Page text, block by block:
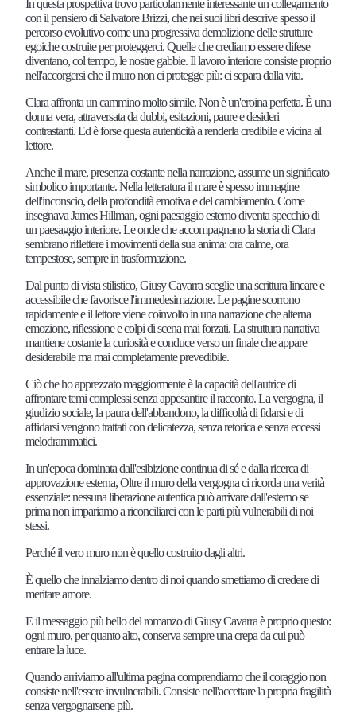
In questa prospettiva trovo particolarmente interessante un collegamento
con il pensiero di Salvatore Brizzi, che nei suoi libri descrive spesso il
percorso evolutivo come una progressiva demolizione delle strutture
egoiche costruite per proteggerci. Quelle che crediamo essere difese
diventano, col tempo, le nostre gabbie. Il lavoro interiore consiste proprio
nell'accorgersi che il muro non ci protegge più: ci separa dalla vita.
Clara affronta un cammino molto simile. Non è un'eroina perfetta. È una
donna vera, attraversata da dubbi, esitazioni, paure e desideri
contrastanti. Ed è forse questa autenticità a renderla credibile e vicina al
lettore.
Anche il mare, presenza costante nella narrazione, assume un significato
simbolico importante. Nella letteratura il mare è spesso immagine
dell'inconscio, della profondità emotiva e del cambiamento. Come
insegnava James Hillman, ogni paesaggio esterno diventa specchio di
un paesaggio interiore. Le onde che accompagnano la storia di Clara
sembrano riflettere i movimenti della sua anima: ora calme, ora
tempestose, sempre in trasformazione.
Dal punto di vista stilistico, Giusy Cavarra sceglie una scrittura lineare e
accessibile che favorisce l'immedesimazione. Le pagine scorrono
rapidamente e il lettore viene coinvolto in una narrazione che alterna
emozione, riflessione e colpi di scena mai forzati. La struttura narrativa
mantiene costante la curiosità e conduce verso un finale che appare
desiderabile ma mai completamente prevedibile.
Ciò che ho apprezzato maggiormente è la capacità dell'autrice di
affrontare temi complessi senza appesantire il racconto. La vergogna, il
giudizio sociale, la paura dell'abbandono, la difficoltà di fidarsi e di
affidarsi vengono trattati con delicatezza, senza retorica e senza eccessi
melodrammatici.
In un'epoca dominata dall'esibizione continua di sé e dalla ricerca di
approvazione esterna, Oltre il muro della vergogna ci ricorda una verità
essenziale: nessuna liberazione autentica può arrivare dall'esterno se
prima non impariamo a riconciliarci con le parti più vulnerabili di noi
stessi.
Perché il vero muro non è quello costruito dagli altri.
È quello che innalziamo dentro di noi quando smettiamo di credere di
meritare amore.
E il messaggio più bello del romanzo di Giusy Cavarra è proprio questo:
ogni muro, per quanto alto, conserva sempre una crepa da cui può
entrare la luce.
Quando arriviamo all'ultima pagina comprendiamo che il coraggio non
consiste nell'essere invulnerabili. Consiste nell'accettare la propria fragilità
senza vergognarsene più.